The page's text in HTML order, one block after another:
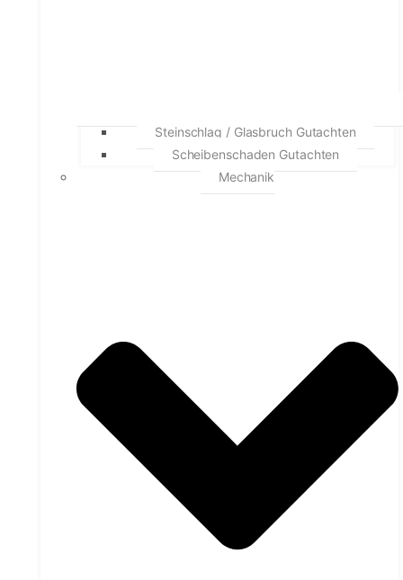
Steinschlag / Glasbruch Gutachten
Scheibenschaden Gutachten
Mechanik